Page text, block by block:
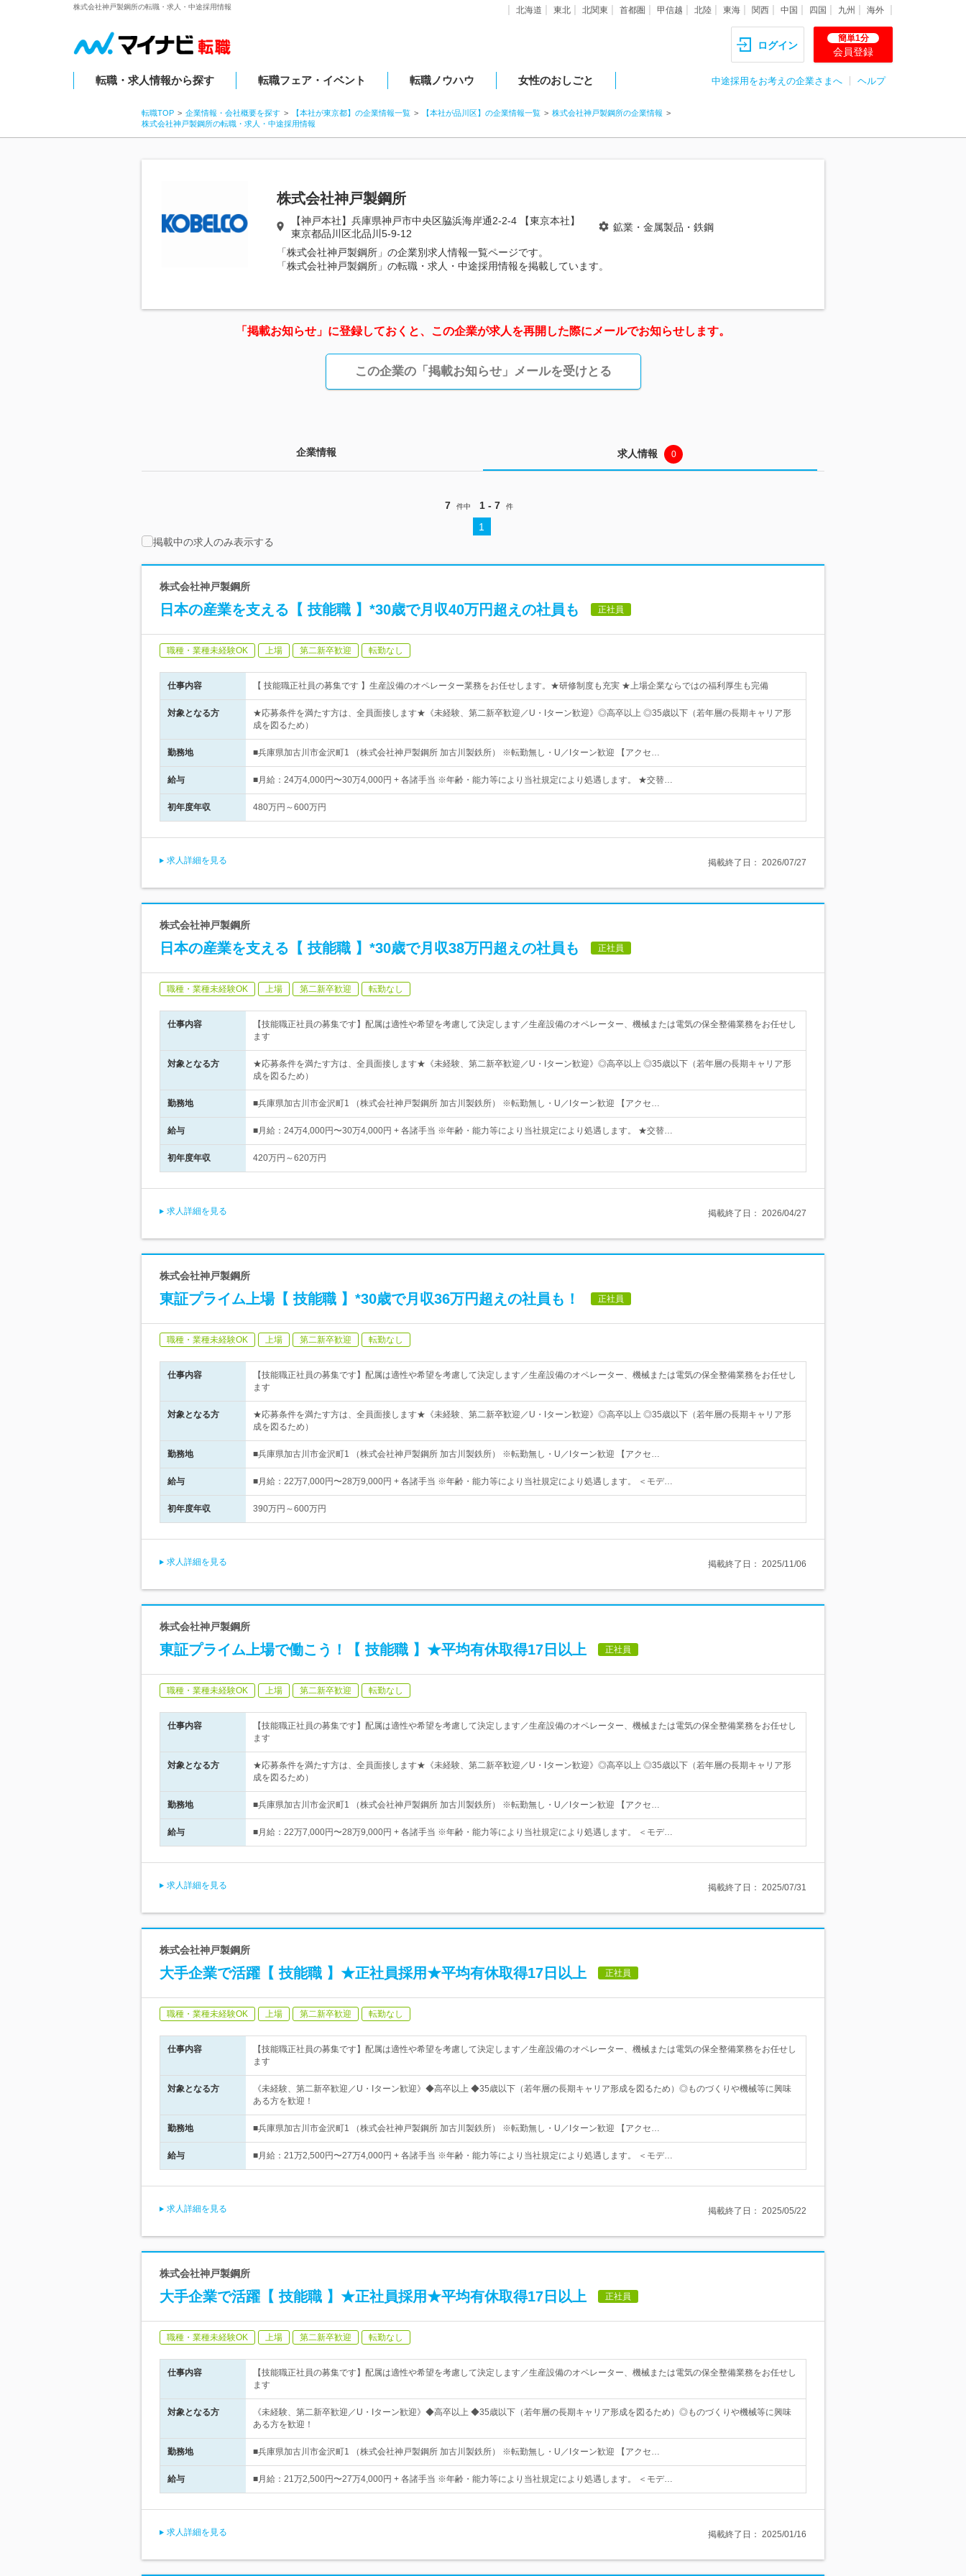
株式会社神戸製鋼所の転職・求人・中途採用情報 北海道 東北 北関東 首都圏 甲信越 北陸 東海 関西 中国 四国 九州 海外
ログイン
簡単1分
会員登録
転職・求人情報から探す 転職フェア・イベント 転職ノウハウ 女性のおしごと 中途採用をお考えの企業さまへ ヘルプ
転職TOP 企業情報・会社概要を探す 【本社が東京都】の企業情報一覧 【本社が品川区】の企業情報一覧
株式会社神戸製鋼所の企業情報
株式会社神戸製鋼所の転職・求人・中途採用情報
株式会社神戸製鋼所
【神戸本社】兵庫県神戸市中央区脇浜海岸通2-2-4 【東京本社】
東京都品川区北品川5-9-12
鉱業・金属製品・鉄鋼
「株式会社神戸製鋼所」の企業別求人情報一覧ページです。
「株式会社神戸製鋼所」の転職・求人・中途採用情報を掲載しています。
「掲載お知らせ」に登録しておくと、この企業が求人を再開した際にメールでお知らせします。
この企業の「掲載お知らせ」メールを受けとる
企業情報 求人情報 0
7 件中 1 - 7 件
1
掲載中の求人のみ表示する
株式会社神戸製鋼所
日本の産業を支える【 技能職 】*30歳で月収40万円超えの社員も 正社員
職種・業種未経験OK 上場 第二新卒歓迎 転勤なし
仕事内容 【 技能職正社員の募集です 】生産設備のオペレーター業務をお任せします。★研修制度も充実 ★上場企業ならではの福利厚生も完備
対象となる方
★応募条件を満たす方は、全員面接します★《未経験、第二新卒歓迎／U・Iターン歓迎》◎高卒以上 ◎35歳以下（若年層の長期キャリア形
成を図るため）
勤務地 ■兵庫県加古川市金沢町1 （株式会社神戸製鋼所 加古川製鉄所） ※転勤無し・U／Iターン歓迎 【アクセ…
給与 ■月給：24万4,000円〜30万4,000円 + 各諸手当 ※年齢・能力等により当社規定により処遇します。 ★交替…
初年度年収 480万円～600万円
求人詳細を見る 掲載終了日： 2026/07/27
株式会社神戸製鋼所
日本の産業を支える【 技能職 】*30歳で月収38万円超えの社員も 正社員
職種・業種未経験OK 上場 第二新卒歓迎 転勤なし
仕事内容
【技能職正社員の募集です】配属は適性や希望を考慮して決定します／生産設備のオペレーター、機械または電気の保全整備業務をお任せし
ます
対象となる方
★応募条件を満たす方は、全員面接します★《未経験、第二新卒歓迎／U・Iターン歓迎》◎高卒以上 ◎35歳以下（若年層の長期キャリア形
成を図るため）
勤務地 ■兵庫県加古川市金沢町1 （株式会社神戸製鋼所 加古川製鉄所） ※転勤無し・U／Iターン歓迎 【アクセ…
給与 ■月給：24万4,000円〜30万4,000円 + 各諸手当 ※年齢・能力等により当社規定により処遇します。 ★交替…
初年度年収 420万円～620万円
求人詳細を見る 掲載終了日： 2026/04/27
株式会社神戸製鋼所
東証プライム上場【 技能職 】*30歳で月収36万円超えの社員も！ 正社員
職種・業種未経験OK 上場 第二新卒歓迎 転勤なし
仕事内容
【技能職正社員の募集です】配属は適性や希望を考慮して決定します／生産設備のオペレーター、機械または電気の保全整備業務をお任せし
ます
対象となる方
★応募条件を満たす方は、全員面接します★《未経験、第二新卒歓迎／U・Iターン歓迎》◎高卒以上 ◎35歳以下（若年層の長期キャリア形
成を図るため）
勤務地 ■兵庫県加古川市金沢町1 （株式会社神戸製鋼所 加古川製鉄所） ※転勤無し・U／Iターン歓迎 【アクセ…
給与 ■月給：22万7,000円〜28万9,000円 + 各諸手当 ※年齢・能力等により当社規定により処遇します。 ＜モデ…
初年度年収 390万円～600万円
求人詳細を見る 掲載終了日： 2025/11/06
株式会社神戸製鋼所
東証プライム上場で働こう！【 技能職 】★平均有休取得17日以上 正社員
職種・業種未経験OK 上場 第二新卒歓迎 転勤なし
仕事内容
【技能職正社員の募集です】配属は適性や希望を考慮して決定します／生産設備のオペレーター、機械または電気の保全整備業務をお任せし
ます
対象となる方
★応募条件を満たす方は、全員面接します★《未経験、第二新卒歓迎／U・Iターン歓迎》◎高卒以上 ◎35歳以下（若年層の長期キャリア形
成を図るため）
勤務地 ■兵庫県加古川市金沢町1 （株式会社神戸製鋼所 加古川製鉄所） ※転勤無し・U／Iターン歓迎 【アクセ…
給与 ■月給：22万7,000円〜28万9,000円 + 各諸手当 ※年齢・能力等により当社規定により処遇します。 ＜モデ…
求人詳細を見る 掲載終了日： 2025/07/31
株式会社神戸製鋼所
大手企業で活躍【 技能職 】★正社員採用★平均有休取得17日以上 正社員
職種・業種未経験OK 上場 第二新卒歓迎 転勤なし
仕事内容
【技能職正社員の募集です】配属は適性や希望を考慮して決定します／生産設備のオペレーター、機械または電気の保全整備業務をお任せし
ます
対象となる方
《未経験、第二新卒歓迎／U・Iターン歓迎》◆高卒以上 ◆35歳以下（若年層の長期キャリア形成を図るため）◎ものづくりや機械等に興味
ある方を歓迎！
勤務地 ■兵庫県加古川市金沢町1 （株式会社神戸製鋼所 加古川製鉄所） ※転勤無し・U／Iターン歓迎 【アクセ…
給与 ■月給：21万2,500円〜27万4,000円 + 各諸手当 ※年齢・能力等により当社規定により処遇します。 ＜モデ…
求人詳細を見る 掲載終了日： 2025/05/22
株式会社神戸製鋼所
大手企業で活躍【 技能職 】★正社員採用★平均有休取得17日以上 正社員
職種・業種未経験OK 上場 第二新卒歓迎 転勤なし
仕事内容
【技能職正社員の募集です】配属は適性や希望を考慮して決定します／生産設備のオペレーター、機械または電気の保全整備業務をお任せし
ます
対象となる方
《未経験、第二新卒歓迎／U・Iターン歓迎》◆高卒以上 ◆35歳以下（若年層の長期キャリア形成を図るため）◎ものづくりや機械等に興味
ある方を歓迎！
勤務地 ■兵庫県加古川市金沢町1 （株式会社神戸製鋼所 加古川製鉄所） ※転勤無し・U／Iターン歓迎 【アクセ…
給与 ■月給：21万2,500円〜27万4,000円 + 各諸手当 ※年齢・能力等により当社規定により処遇します。 ＜モデ…
求人詳細を見る 掲載終了日： 2025/01/16